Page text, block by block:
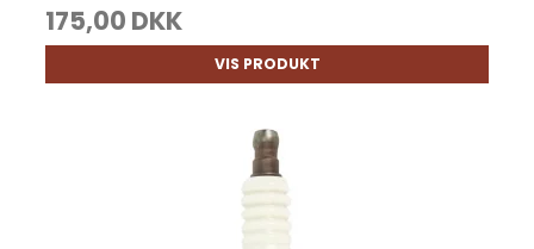
175,00 DKK
VIS PRODUKT